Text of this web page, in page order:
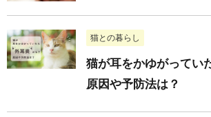
猫との暮らし
猫が耳をかゆがってい
原因や予防法は？